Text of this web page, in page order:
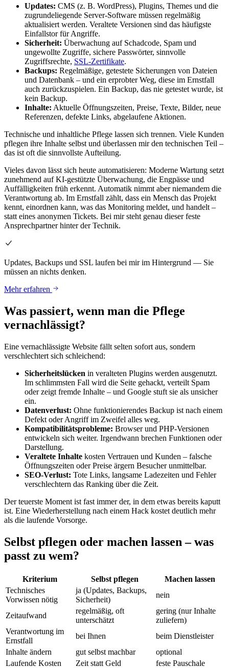
Updates: CMS (z. B. WordPress), Plugins, Themes und die
zugrundeliegende Server-Software müssen regelmäßig
aktualisiert werden. Veraltete Versionen sind das häufigste
Einfallstor für Angriffe.
Sicherheit: Überwachung auf Schadcode, Spam und
ungewollte Zugriffe, sichere Passwörter, sinnvolle
Zugriffsrechte, SSL-Zertifikate.
Backups: Regelmäßige, getestete Sicherungen von Dateien
und Datenbank – und ein erprobter Weg, diese im Ernstfall
auch zurückzuspielen. Ein Backup, das nie getestet wurde, ist
kein Backup.
Inhalte: Aktuelle Öffnungszeiten, Preise, Texte, Bilder, neue
Referenzen, defekte Links, abgelaufene Aktionen.
Technische und inhaltliche Pflege lassen sich trennen. Viele Kunden
pflegen ihre Inhalte selbst und überlassen mir den technischen Teil –
das ist oft die sinnvollste Aufteilung.
Vieles davon lässt sich heute automatisieren: Moderne Wartung setzt
zunehmend auf KI-gestützte Überwachung, die Engpässe und
Auffälligkeiten früh erkennt. Automatik nimmt aber niemandem die
Verantwortung ab. Im Ernstfall zählt, dass ein Mensch das Projekt
kennt, einordnen kann, was das Monitoring meldet, und handelt –
statt eines anonymen Tickets. Bei mir steht genau dieser feste
Ansprechpartner hinter der Technik.
Updates, Backups und SSL laufen bei mir im Hintergrund — Sie
müssen an nichts denken.
Mehr erfahren
Was passiert, wenn man die Pflege
vernachlässigt?
Eine vernachlässigte Website fällt selten sofort aus, sondern
verschlechtert sich schleichend:
Sicherheitslücken in veralteten Plugins werden ausgenutzt.
Im schlimmsten Fall wird die Seite gehackt, verteilt Spam
oder zeigt fremde Inhalte – und Google stuft sie als unsicher
ein.
Datenverlust: Ohne funktionierendes Backup ist nach einem
Defekt oder Angriff im Zweifel alles weg.
Kompatibilitätsprobleme: Browser und PHP-Versionen
entwickeln sich weiter. Irgendwann brechen Funktionen oder
Darstellung.
Veraltete Inhalte kosten Vertrauen und Kunden – falsche
Öffnungszeiten oder Preise ärgern Besucher unmittelbar.
SEO-Verlust: Tote Links, langsame Ladezeiten und Fehler
verschlechtern das Ranking über die Zeit.
Der teuerste Moment ist fast immer der, in dem etwas bereits kaputt
ist. Eine Wiederherstellung nach einem Hack kostet deutlich mehr
als die laufende Vorsorge.
Selbst pflegen oder machen lassen – was
passt zu wem?
Kriterium Selbst pflegen
Machen lassen
Technisches
Vorwissen nötig
ja (Updates, Backups,
Sicherheit)
nein
Zeitaufwand
regelmäßig, oft
unterschätzt
gering (nur Inhalte
zuliefern)
Verantwortung im
Ernstfall
bei Ihnen
beim Dienstleister
Inhalte ändern
gut selbst machbar
optional
Laufende Kosten
Zeit statt Geld feste Pauschale